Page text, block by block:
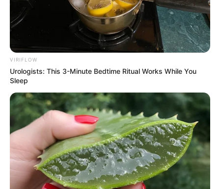
สีผมมงคล 2566 เสริมดวงสวยหล่อตามวันเกิด
สีมงคลประจำวันศุกร์
VIRIFLOW
Urologists: This 3-Minute Bedtime Ritual Works While You
Sleep